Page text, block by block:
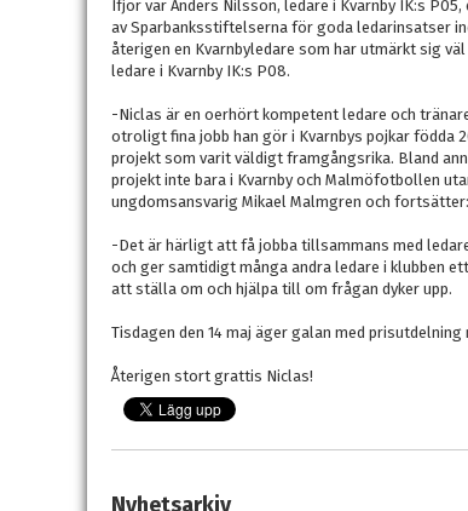
Ifjor var Anders Nilsson, ledare i Kvarnby IK:s
av Sparbanksstiftelserna för goda ledarinsatser
återigen en Kvarnbyledare som har utmärkt sig
ledare i Kvarnby IK:s P08.
-Niclas är en oerhört kompetent ledare och
otroligt fina jobb han gör i Kvarnbys pojkar födda
projekt som varit väldigt framgångsrika. Bland
projekt inte bara i Kvarnby och Malmöfotbollen
ungdomsansvarig Mikael Malmgren och fortsätter:
-Det är härligt att få jobba tillsammans med
och ger samtidigt många andra ledare i klubben
att ställa om och hjälpa till om frågan dyker upp.
Tisdagen den 14 maj äger galan med prisutdelning
Återigen stort grattis Niclas!
Nyhetsarkiv